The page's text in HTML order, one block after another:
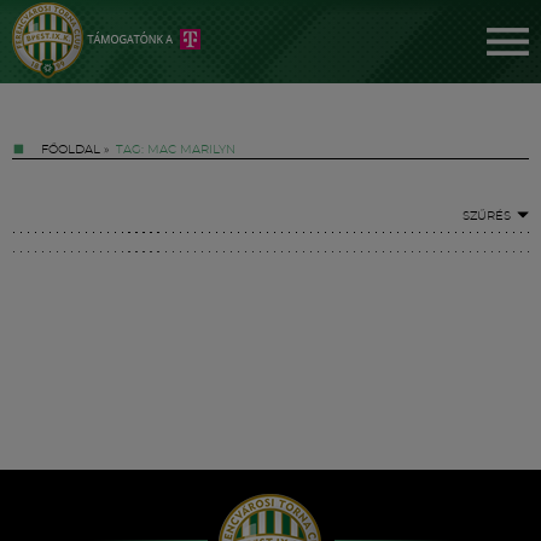
FŐOLDAL » TAG: MAC MARILYN
SZŰRÉS
Hírek